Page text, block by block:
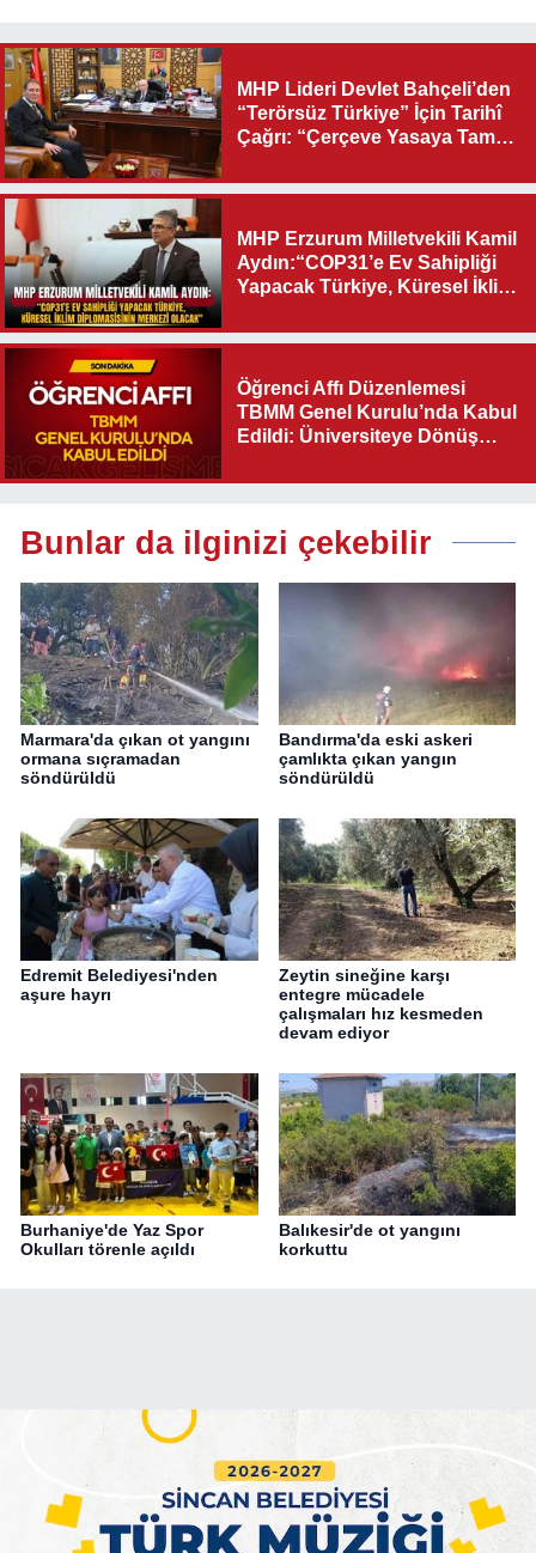
MHP Lideri Devlet Bahçeli’den
“Terörsüz Türkiye” İçin Tarihî
Çağrı: “Çerçeve Yasaya Tam
MHP Erzurum Milletvekili Kamil
Aydın:“COP31’e Ev Sahipliği
Yapacak Türkiye, Küresel İklim
Olacak"
Öğrenci Affı Düzenlemesi
TBMM Genel Kurulu’nda Kabul
Edildi: Üniversiteye Dönüş
Bunlar da ilginizi çekebilir
Marmara'da çıkan ot yangını
ormana sıçramadan
söndürüldü
Bandırma'da eski askeri
çamlıkta çıkan yangın
söndürüldü
Edremit Belediyesi'nden
aşure hayrı
Zeytin sineğine karşı
entegre mücadele
çalışmaları hız kesmeden
devam ediyor
Burhaniye'de Yaz Spor
Okulları törenle açıldı
Balıkesir'de ot yangını
korkuttu